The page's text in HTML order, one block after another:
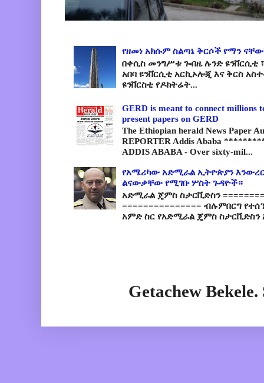
የዘመነ አክሱም ስልጣኔ ቅርሶች የማን
በቀሲስ መንግሥቱ ጐበዜ ሉንድ ዩንቨርሲቲ
አበባ ዩንቨርሲቲ አርኪኦሎጂ እና ቅርስ
ዩንቨርስቲ የዶክትሬት...
GERD is meant to connect millions
present papers on GERD
The Ethiopian herald News Paper
REPORTER Addis Ababa
ADDIS ABABA - Over sixty-mil...
የአሜሪካው አድሚራል ኢትዮጵያን
ልናውቃቸው የሚገቡ ሦስት ጉዳዮች።
አድሚራል ጄምስ ስታርቪድስን
=============== ብሉምበርግ
አምድ ስር የአድሚራል ጄምስ ስታርቪድስን
Getachew